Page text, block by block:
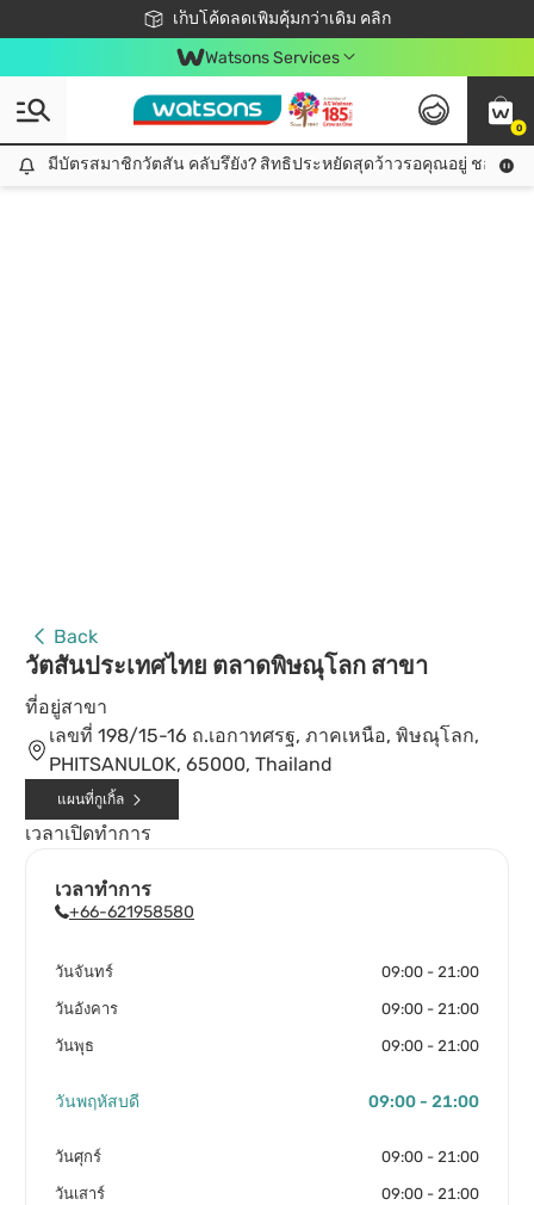
เก็บโค้ดลดเพิ่มคุ้มกว่าเดิม คลิก
ชอปออนไลน์ครั้งแรก ลดเพิ่มจุก ๆ 10%! 🎉
📦ส่งฟรี! เมื่อชอป 499฿
สมาชิกวัตสัน คลับดียังไง?
Watsons Services
0
มีบัตรสมาชิกวัตสัน คลับรึยัง? สิทธิประหยัดสุดว้าวรอคุณอยู่ ชอปคุ้มกว่าเดิม คลิก!
มีบัตรสมาชิกวัตสัน คลับรึยัง? สิทธิประหยัดสุดว้าวรอคุณอยู่ ชอปคุ้มก
Back
วัตสันประเทศไทย ตลาดพิษณุโลก สาขา
ที่อยู่สาขา
เลขที่ 198/15-16 ถ.เอกาทศรฐ, ภาคเหนือ, พิษณุโลก,
PHITSANULOK, 65000, Thailand
แผนที่กูเกิ้ล
เวลาเปิดทำการ
เวลาทำการ
+66-621958580
วันจันทร์ 09:00 - 21:00
วันอังคาร 09:00 - 21:00
วันพุธ 09:00 - 21:00
วันพฤหัสบดี 09:00 - 21:00
วันศุกร์ 09:00 - 21:00
วันเสาร์ 09:00 - 21:00